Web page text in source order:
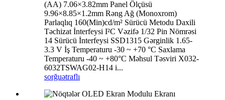
(AA) 7.06×3.82mm Panel Ölçüsü
9.96×8.85×1.2mm Rəng Ağ (Monoxrom)
Parlaqlıq 160(Min)cd/m² Sürücü Metodu Daxili
Təchizat İnterfeysi I²C Vəzifə 1/32 Pin Nömrəsi
14 Sürücü İnterfeysi SSD1315 Gərginlik 1.65-
3.3 V İş Temperaturu -30 ~ +70 °C Saxlama
Temperaturu -40 ~ +80°C Məhsul Təsviri X032-
6032TSWAG02-H14 i...
sorğuətraflı